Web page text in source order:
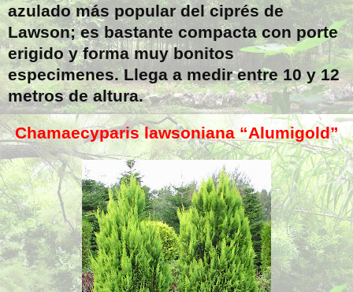
azulado más popular del ciprés de
Lawson; es bastante compacta con porte
erigido y forma muy bonitos
especimenes. Llega a medir entre 10 y 12
metros de altura.
Chamaecyparis lawsoniana “Alumigold”